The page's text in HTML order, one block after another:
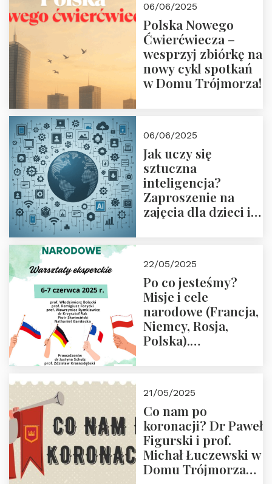
18:00
06/06/2025
Polska Nowego
Ćwierćwiecza –
wesprzyj zbiórkę na
nowy cykl spotkań
w Domu Trójmorza!
06/06/2025
Jak uczy się
sztuczna
inteligencja?
Zaproszenie na
zajęcia dla dzieci i
22/05/2025
Po co jesteśmy?
Misje i cele
narodowe (Francja,
Niemcy, Rosja,
Polska).
Zapraszamy do
zapisów.
21/05/2025
Co nam po
koronacji? Dr Paweł
Figurski i prof.
Michał Łuczewski w
Domu Trójmorza